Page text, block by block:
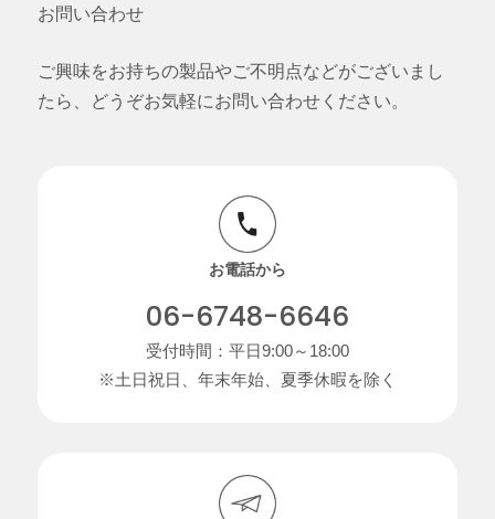
お問い合わせ
ご興味をお持ちの製品やご不明点などがございまし
たら、どうぞお気軽にお問い合わせください。
お電話から
06-6748-6646
受付時間：平日9:00～18:00
※土日祝日、年末年始、夏季休暇を除く